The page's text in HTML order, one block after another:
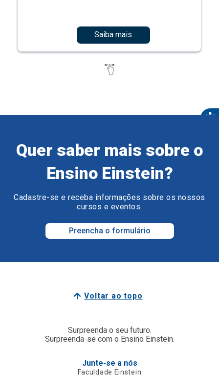
Saiba mais
Quer saber mais sobre o
Ensino Einstein?
Cadastre-se e receba informações sobre os nossos
cursos e eventos.
Preencha o formulário
Voltar ao topo
Surpreenda o seu futuro.
Surpreenda-se com o Ensino Einstein.
Junte-se a nós
Faculdade Einstein